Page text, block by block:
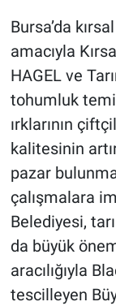
Bursa’da
amacıyla
HAGEL ve
tohumluk
ırklarının
kalitesinin
pazar
çalışmalara
Belediyesi,
da büyük
aracılığıyla
tescilleyen
Spor
Nöbetçi